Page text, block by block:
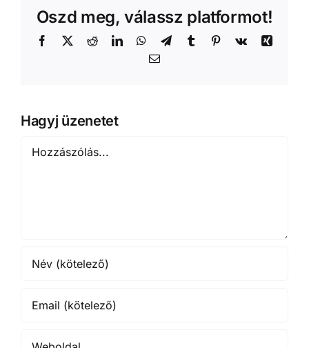
Oszd meg, válassz platformot!
Facebook
X RedditLinkedInWhatsApp
TelegramTumblr Pinterest
Vk
Xing
Email:
Hagyj üzenetet
Hozzászólás